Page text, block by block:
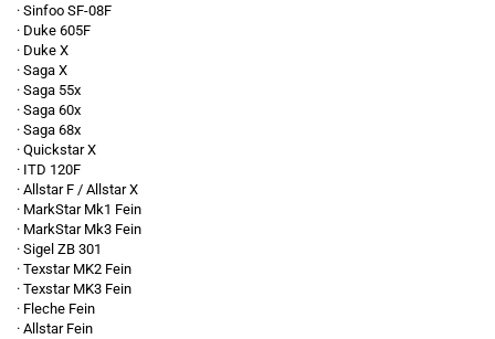
· Sinfoo SF-08F
· Duke 605F
· Duke X
· Saga X
· Saga 55x
· Saga 60x
· Saga 68x
· Quickstar X
· ITD 120F
· Allstar F / Allstar X
· MarkStar Mk1 Fein
· MarkStar Mk3 Fein
· Sigel ZB 301
· Texstar MK2 Fein
· Texstar MK3 Fein
· Fleche Fein
· Allstar Fein